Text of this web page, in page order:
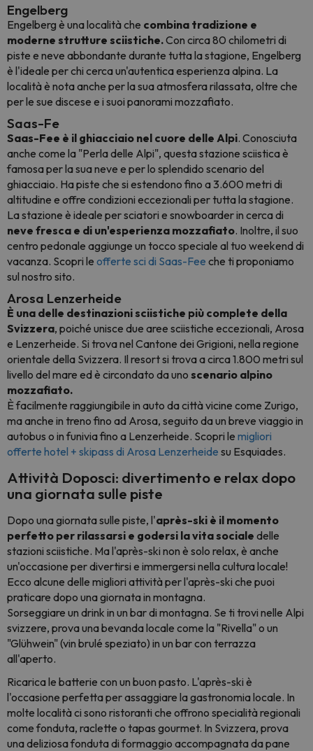
Engelberg
Engelberg è una località che combina tradizione e
moderne strutture sciistiche.Con circa 80 chilometri di
piste e neve abbondante durante tutta la stagione, Engelberg
è l'ideale per chi cerca un'autentica esperienza alpina. La
località è nota anche per la sua atmosfera rilassata, oltre che
per le sue discese e i suoi panorami mozzafiato.
Saas-Fe
Saas-Fee è il ghiacciaio nel cuore delle Alpi. Conosciuta
anche come la "Perla delle Alpi", questa stazione sciistica è
famosa per la sua neve e per lo splendido scenario del
ghiacciaio. Ha piste che si estendono fino a 3.600 metri di
altitudine e offre condizioni eccezionali per tutta la stagione.
La stazione è ideale per sciatori e snowboarder in cerca di
neve fresca e di un'esperienza mozzafiato. Inoltre, il suo
centro pedonale aggiunge un tocco speciale al tuo weekend di
vacanza. Scopri le offerte sci di Saas-Fee che ti proponiamo
sul nostro sito.
Arosa Lenzerheide
È una delle destinazioni sciistiche più complete della
Svizzera, poiché unisce due aree sciistiche eccezionali, Arosa
e Lenzerheide. Si trova nel Cantone dei Grigioni, nella regione
orientale della Svizzera. Il resort si trova a circa 1.800 metri sul
livello del mare ed è circondato da uno scenario alpino
mozzafiato.
È facilmente raggiungibile in auto da città vicine come Zurigo,
ma anche in treno fino ad Arosa, seguito da un breve viaggio in
autobus o in funivia fino a Lenzerheide. Scopri le migliori
offerte hotel + skipass di Arosa Lenzerheide su Esquiades.
Attività Doposci: divertimento e relax dopo
una giornata sulle piste
Dopo una giornata sulle piste, l'après-ski è il momento
perfetto per rilassarsi e godersi la vita sociale delle
stazioni sciistiche. Ma l'après-ski non è solo relax, è anche
un'occasione per divertirsi e immergersi nella cultura locale!
Ecco alcune delle migliori attività per l'après-ski che puoi
praticare dopo una giornata in montagna.
Sorseggiare un drink in un bar di montagna. Se ti trovi nelle Alpi
svizzere, prova una bevanda locale come la "Rivella" o un
"Glühwein" (vin brulé speziato) in un bar con terrazza
all'aperto.
Ricarica le batterie con un buon pasto. L'après-ski è
l'occasione perfetta per assaggiare la gastronomia locale. In
molte località ci sono ristoranti che offrono specialità regionali
come fonduta, raclette o tapas gourmet. In Svizzera, prova
una deliziosa fonduta di formaggio accompagnata da pane